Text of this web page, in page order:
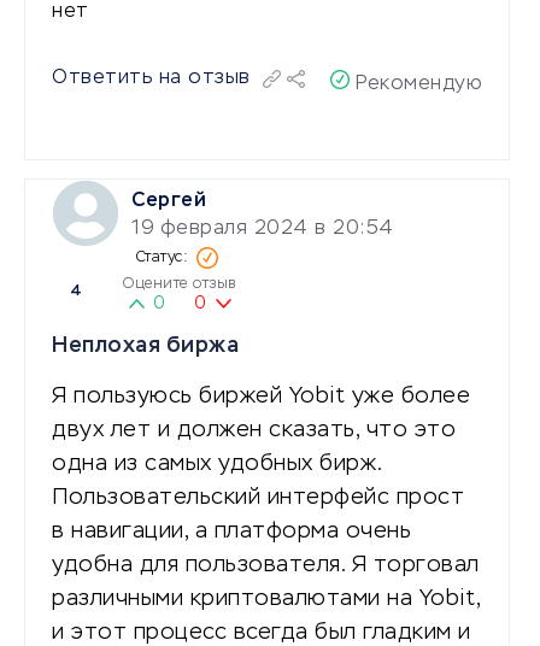
нет
Ответить на отзыв Рекомендую
Сергей
19 февраля 2024 в 20:54
4 Оцените отзыв
0 0
Неплохая биржа
Я пользуюсь биржей Yobit уже более
двух лет и должен сказать, что это
одна из самых удобных бирж.
Пользовательский интерфейс прост
в навигации, а платформа очень
удобна для пользователя. Я торговал
различными криптовалютами на Yobit,
и этот процесс всегда был гладким и